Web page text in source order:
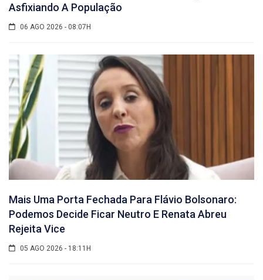
Asfixiando A População
06 AGO 2026 - 08:07H
Mais Uma Porta Fechada Para Flávio Bolsonaro:
Podemos Decide Ficar Neutro E Renata Abreu
Rejeita Vice
05 AGO 2026 - 18:11H